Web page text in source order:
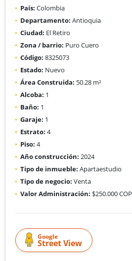
País: Colombia
Departamento: Antioquia
Ciudad: El Retiro
Zona / barrio: Puro Cuero
Código: 8325073
Estado: Nuevo
Área Construida: 50.28 m²
Alcoba: 1
Baño: 1
Garaje: 1
Estrato: 4
Piso: 4
Año construcción: 2024
Tipo de inmueble: Apartaestudio
Tipo de negocio: Venta
Valor Administración: $250.000 COP
Google
Street View